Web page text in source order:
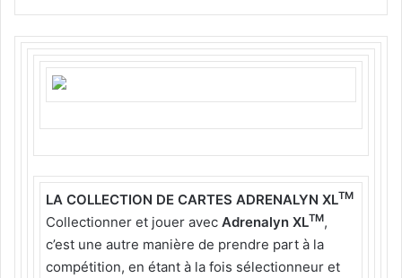
LA COLLECTION DE CARTES ADRENALYN XLTM
Collectionner et jouer avec Adrenalyn XLTM,
c’est une autre manière de prendre part à la
compétition, en étant à la fois sélectionneur et